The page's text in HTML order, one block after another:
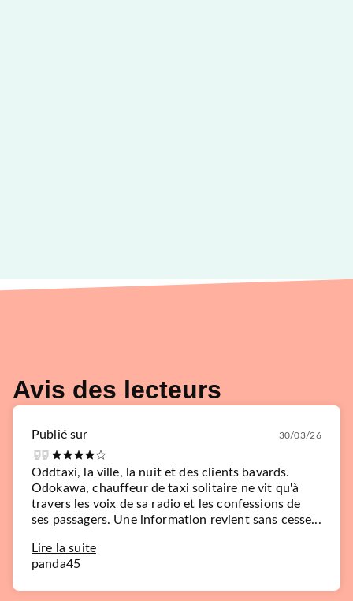
Avis des lecteurs
Publié sur 30/03/26
Oddtaxi, la ville, la nuit et des clients bavards.
Odokawa, chauffeur de taxi solitaire ne vit qu'à
travers les voix de sa radio et les confessions de
ses passagers. Une information revient sans cesse...
Lire la suite
panda45